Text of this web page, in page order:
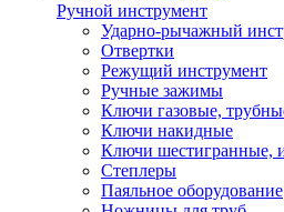
Ручной инструмент
Ударно-рычажный
Отвертки
Режущий инструмент
Ручные зажимы
Ключи газовые,
Ключи накидные
Ключи шестигранные,
Степлеры
Паяльное оборудование